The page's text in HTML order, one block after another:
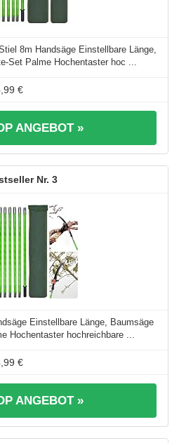
8m Handsäge Einstellbare Länge,
Set Palme Hochentaster hoc ...
€
ANGEBOT »
3
Einstellbare Länge, Baumsäge
Hochentaster hochreichbare ...
€
ANGEBOT »